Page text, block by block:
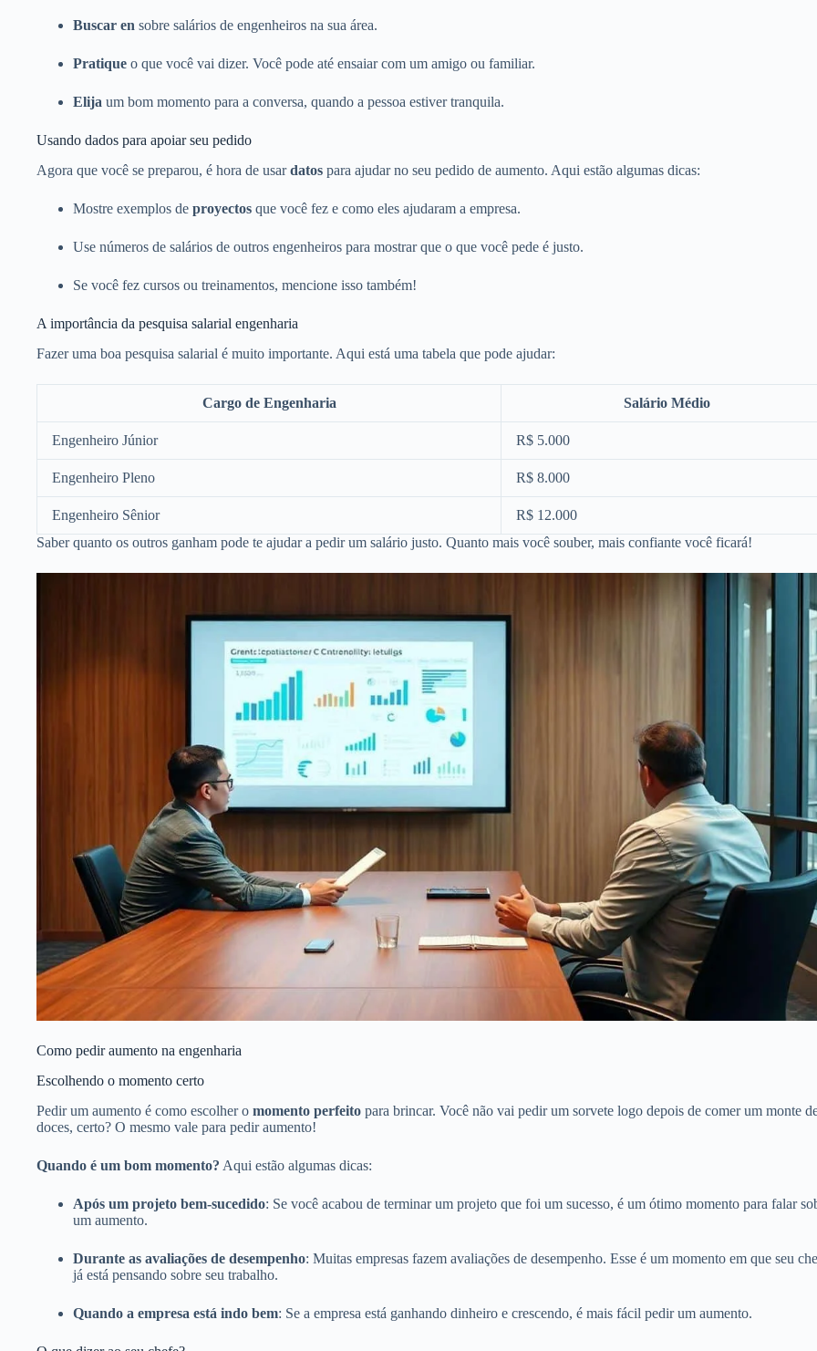
Buscar en sobre salários de engenheiros na sua área.
Pratique o que você vai dizer. Você pode até ensaiar com um amigo ou familiar.
Elija um bom momento para a conversa, quando a pessoa estiver tranquila.
Usando dados para apoiar seu pedido
Agora que você se preparou, é hora de usardatos para ajudar no seu pedido de aumento. Aqui estão algumas dicas:
Mostre exemplos de proyectos que você fez e como eles ajudaram a empresa.
Use números de salários de outros engenheiros para mostrar que o que você pede é justo.
Se você fez cursos ou treinamentos, mencione isso também!
A importância da pesquisa salarial engenharia
Fazer uma boa pesquisa salarial é muito importante. Aqui está uma tabela que pode ajudar:
Cargo de Engenharia Salário Médio
Engenheiro Júnior R$ 5.000
Engenheiro Pleno R$ 8.000
Engenheiro Sênior
R$ 12.000
Saber quanto os outros ganham pode te ajudar a pedir um salário justo. Quanto mais você souber, mais confiante você ficará!
Como pedir aumento na engenharia
Escolhendo o momento certo
Pedir um aumento é como escolher o momento perfeito para brincar. Você não vai pedir um sorvete logo depois de comer um monte
doces, certo? O mesmo vale para pedir aumento!
Quando é um bom momento? Aqui estão algumas dicas:
Após um projeto bem-sucedido: Se você acabou de terminar um projeto que foi um sucesso, é um ótimo momento para falar
um aumento.
Durante as avaliações de desempenho: Muitas empresas fazem avaliações de desempenho. Esse é um momento em que seu
já está pensando sobre seu trabalho.
Quando a empresa está indo bem: Se a empresa está ganhando dinheiro e crescendo, é mais fácil pedir um aumento.